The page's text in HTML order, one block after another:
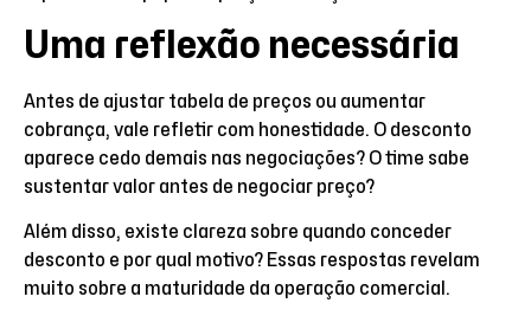
Uma reflexão necessária
Antes de ajustar tabela de preços ou aumentar
cobrança, vale refletir com honestidade. O desconto
aparece cedo demais nas negociações? O time sabe
sustentar valor antes de negociar preço?
Além disso, existe clareza sobre quando conceder
desconto e por qual motivo? Essas respostas revelam
muito sobre a maturidade da operação comercial.